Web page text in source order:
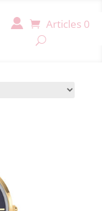
Articles 0